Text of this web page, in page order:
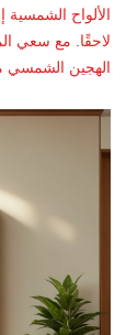
الألواح
لاحقًا. مع سعي
الهجين الشمسي